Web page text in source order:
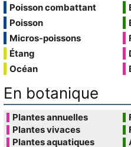
Poisson combattant
Poisson
Micros-poissons
Étang
Océan
En botanique
Plantes annuelles
Plantes vivaces
Plantes aquatiques